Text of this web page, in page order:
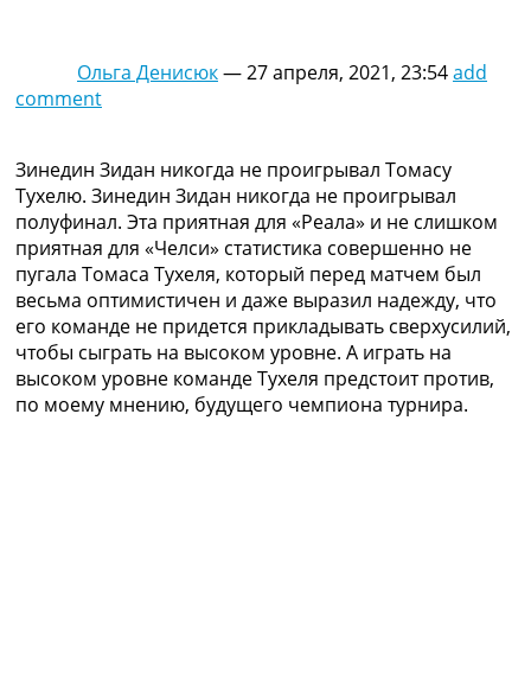
Конкурс прогнозов
Коллективный прогноз
Турниры
Чемпионат Мира
Украина. Премьер-Лига
Украина. Первая Лига
Лига Чемпионов
Англия. Премьер Лига
Испания. Ла Лига
Другие Турниры >>>
Таблицы
Ольга Денисюк—27 апреля, 2021, 23:54add
comment
Зинедин Зидан никогда не проигрывал Томасу
Тухелю. Зинедин Зидан никогда не проигрывал
полуфинал. Эта приятная для «Реала» и не слишком
приятная для «Челси» статистика совершенно не
пугала Томаса Тухеля, который перед матчем был
весьма оптимистичен и даже выразил надежду, что
его команде не придется прикладывать сверхусилий,
чтобы сыграть на высоком уровне. А играть на
высоком уровне команде Тухеля предстоит против,
по моему мнению, будущего чемпиона турнира.